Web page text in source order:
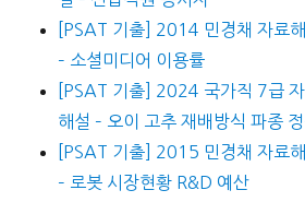
[PSAT 기출] 2014 민경채 자료
– 소셜미디어 이용률
[PSAT 기출] 2024 국가직 7급
해설 – 오이 고추 재배방식 파종
[PSAT 기출] 2015 민경채 자료
– 로봇 시장현황 R&D 예산